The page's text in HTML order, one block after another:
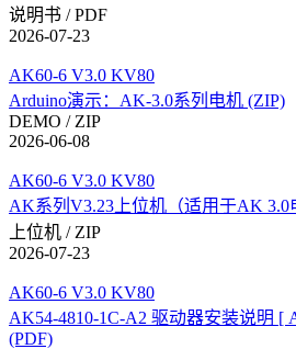
说明书 / PDF
2026-07-23
AK60-6 V3.0 KV80
Arduino演示：AK-3.0系列电机 (ZIP)
DEMO / ZIP
2026-06-08
AK60-6 V3.0 KV80
AK系列V3.23上位机（适用于AK 3.0
上位机 / ZIP
2026-07-23
AK60-6 V3.0 KV80
AK54-4810-1C-A2 驱动器安装说明 [
(PDF)